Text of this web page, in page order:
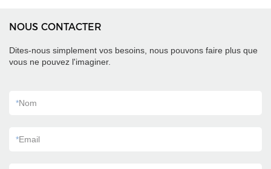
NOUS CONTACTER
Dites-nous simplement vos besoins, nous pouvons faire plus que
vous ne pouvez l'imaginer.
*Nom
*Email